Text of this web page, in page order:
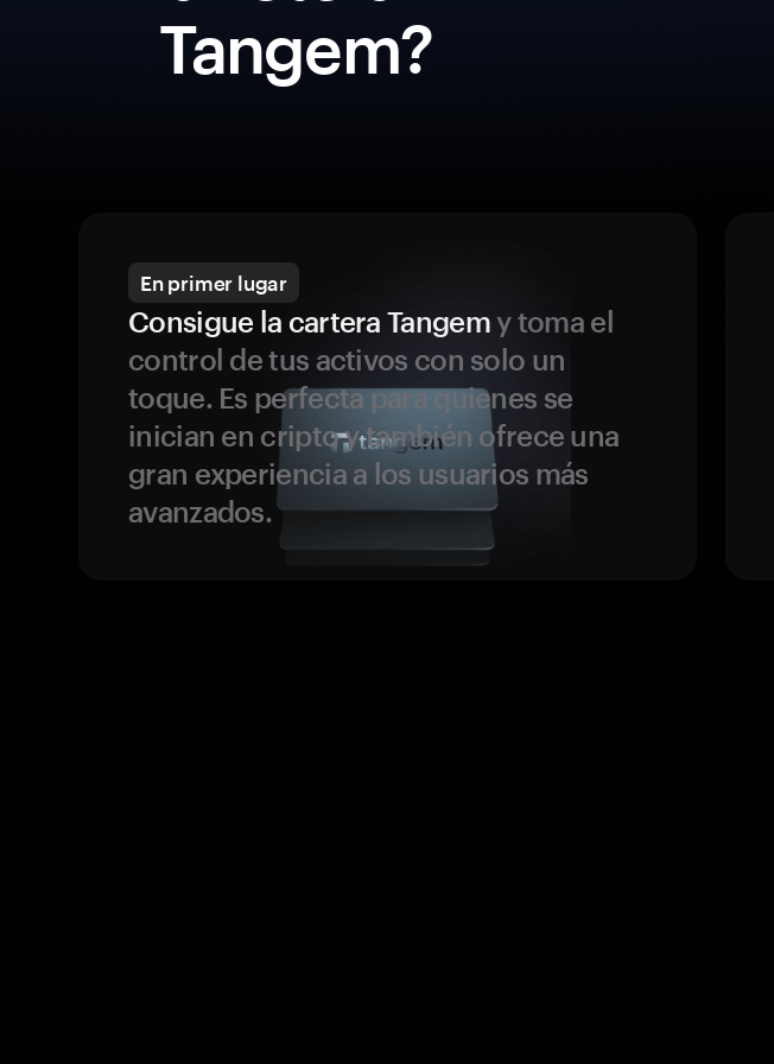
Tangem?
En primer lugar
Consigue la cartera Tangemy toma el
control de tus activos con solo un
toque. Es perfecta para quienes se
inician en cripto y también ofrece una
gran experiencia a los usuarios más
avanzados.